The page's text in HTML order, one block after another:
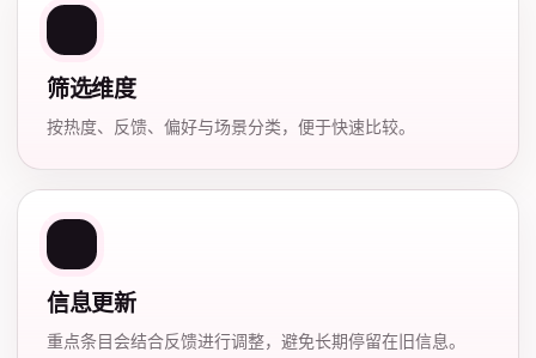
筛选维度
按热度、反馈、偏好与场景分类，便于快速比较。
信息更新
重点条目会结合反馈进行调整，避免长期停留在旧信息。